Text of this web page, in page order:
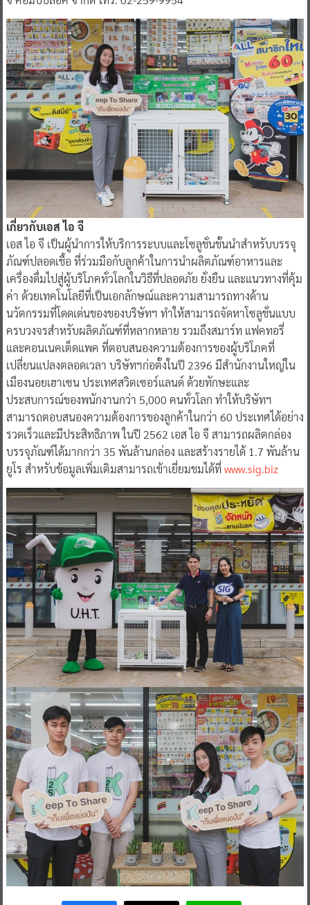
เกี่ยวกับเอส ไอ จี
เอส ไอ จี เป็นผู้นำการให้บริการระบบและโซลูชั่นชั้นนำสำหรับบรรจุ
ภัณฑ์ปลอดเชื้อ ที่ร่วมมือกับลูกค้าในการนำผลิตภัณฑ์อาหารและ
เครื่องดื่มไปสู่ผู้บริโภคทั่วโลกในวิธีที่ปลอดภัย ยั่งยืน และแนวทางที่คุ้ม
ค่า ด้วยเทคโนโลยีที่เป็นเอกลักษณ์และความสามารถทางด้าน
นวัตกรรมที่โดดเด่นของของบริษัทฯ ทำให้สามารถจัดหาโซลูชั่นแบบ
ครบวงจรสำหรับผลิตภัณฑ์ที่หลากหลาย รวมถึงสมาร์ท แฟคทอรี่
และคอนเนคเต็ดแพค ที่ตอบสนองความต้องการของผู้บริโภคที่
เปลี่ยนแปลงตลอดเวลา บริษัทฯก่อตั้งในปี 2396 มีสำนักงานใหญ่ใน
เมืองนอยเฮาเซน ประเทศสวิตเซอร์แลนด์ ด้วยทักษะและ
ประสบการณ์ของพนักงานกว่า 5,000 คนทั่วโลก ทำให้บริษัทฯ
สามารถตอบสนองความต้องการของลูกค้าในกว่า 60 ประเทศได้อย่าง
รวดเร็วและมีประสิทธิภาพ ในปี 2562 เอส ไอ จี สามารถผลิตกล่อง
บรรจุภัณฑ์ได้มากกว่า 35 พันล้านกล่อง และสร้างรายได้ 1.7 พันล้าน
ยูโร สำหรับข้อมูลเพิ่มเติมสามารถเข้าเยี่ยมชมได้ที่www.sig.biz